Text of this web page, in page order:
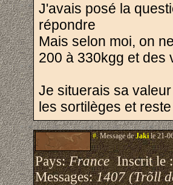
J'avais posé la
répondre
Mais selon moi, on
200 à 330kgg et des
Je situerais sa
les sortilèges et
#.Message deJakile 21-
Pays:FranceInscrit le
Messages:1407 (Trõll